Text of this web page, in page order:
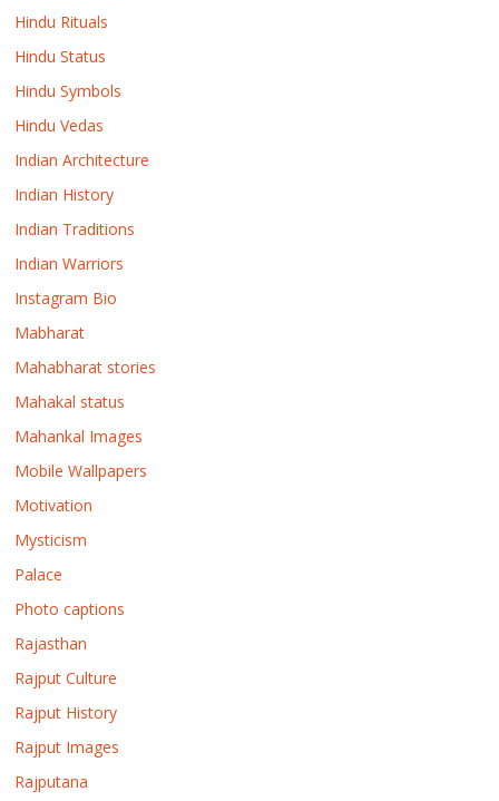
Hindu Rituals
Hindu Status
Hindu Symbols
Hindu Vedas
Indian Architecture
Indian History
Indian Traditions
Indian Warriors
Instagram Bio
Mabharat
Mahabharat stories
Mahakal status
Mahankal Images
Mobile Wallpapers
Motivation
Mysticism
Palace
Photo captions
Rajasthan
Rajput Culture
Rajput History
Rajput Images
Rajputana